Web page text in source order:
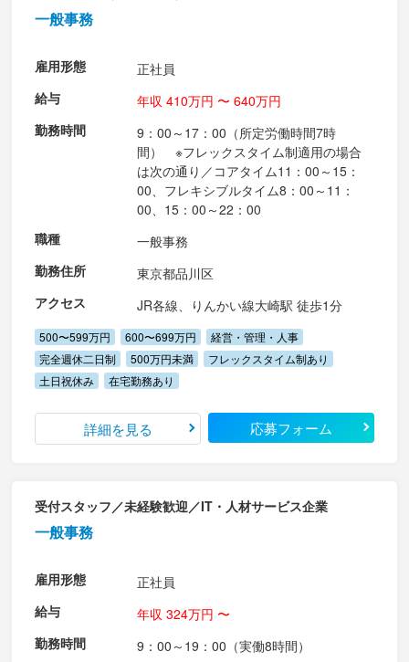
一般事務
雇用形態
正社員
給与
年収 410万円 〜 640万円
勤務時間
9：00～17：00（所定労働時間7時
間） ※フレックスタイム制適用の場合
は次の通り／コアタイム11：00～15：
00、フレキシブルタイム8：00～11：
00、15：00～22：00
職種
一般事務
勤務住所
東京都品川区
アクセス
JR各線、りんかい線大崎駅 徒歩1分
500〜599万円 600〜699万円
経営・管理・人事
完全週休二日制
500万円未満
フレックスタイム制あり
土日祝休み
在宅勤務あり
詳細を見る 応募フォーム
受付スタッフ／未経験歓迎／IT・人材サービス企業
一般事務
雇用形態
正社員
給与
年収 324万円 〜
勤務時間
9：00～19：00（実働8時間）